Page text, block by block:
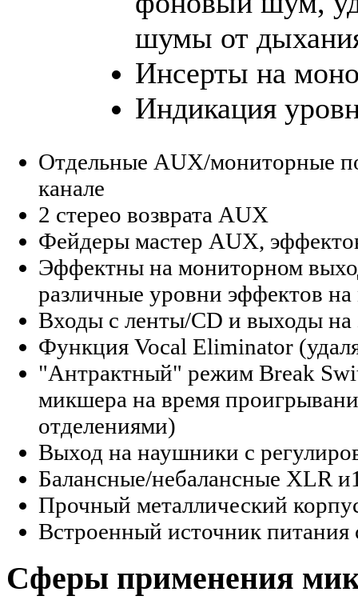
шумы от
Инсерты на
Индикация
Отдельные AUX/мониторные
канале
2 стерео возврата AUX
Фейдеры мастер AUX,
Эффектны на мониторном
различные уровни эффектов
Входы с ленты/CD и выходы на
Функция Vocal Eliminator
"Антрактный" режим Break
микшера на время
отделениями)
Выход на наушники с
Балансные/небалансные XLR
Прочный металлический
Встроенный источник
Сферы применения